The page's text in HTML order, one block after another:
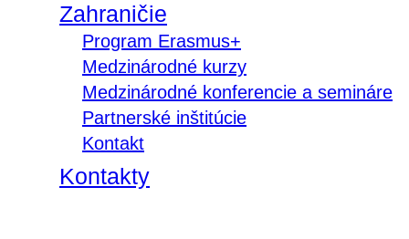
Zahraničie
Program Erasmus+
Medzinárodné kurzy
Medzinárodné konferencie a semináre
Partnerské inštitúcie
Kontakt
Kontakty